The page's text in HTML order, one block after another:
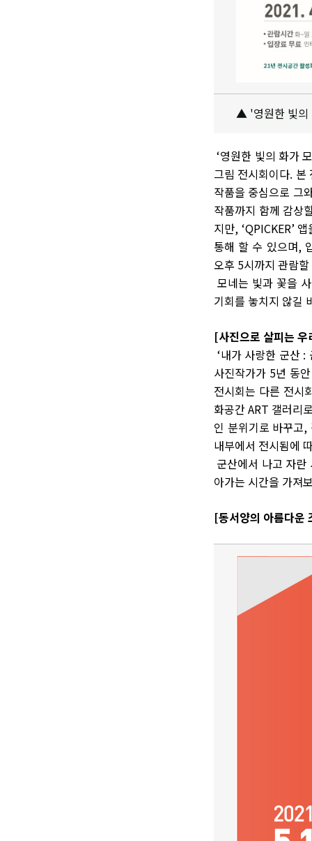
▲ '영원한 빛의
‘영원한 빛의 화가
그림 전시회이다.
작품을 중심으로 그
작품까지 함께 감상
지만, ‘QPICKER’
통해 할 수 있으며,
오후 5시까지 관람
모네는 빛과 꽃을
기회를 놓치지 않길
[사진으로 살피는 우
‘내가 사랑한 군산 :
사진작가가 5년 동
전시회는 다른 전시
화공간ART 갤러리
인 분위기로 바꾸고,
내부에서 전시됨에
군산에서 나고 자
아가는 시간을 가져
[동서양의 아름다운